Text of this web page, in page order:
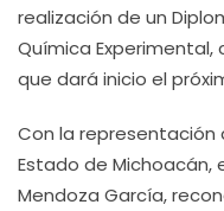
realización de un
Química Experimental,
que dará inicio el
Con la representación
Estado de Michoacán,
Mendoza García,